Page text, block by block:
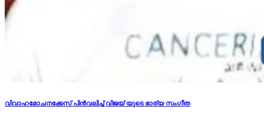
വിവാഹമോചനക്കേസ് പിന്‍വലിച്ച് വിജയ് യുടെ ഭാര്യ സംഗീത